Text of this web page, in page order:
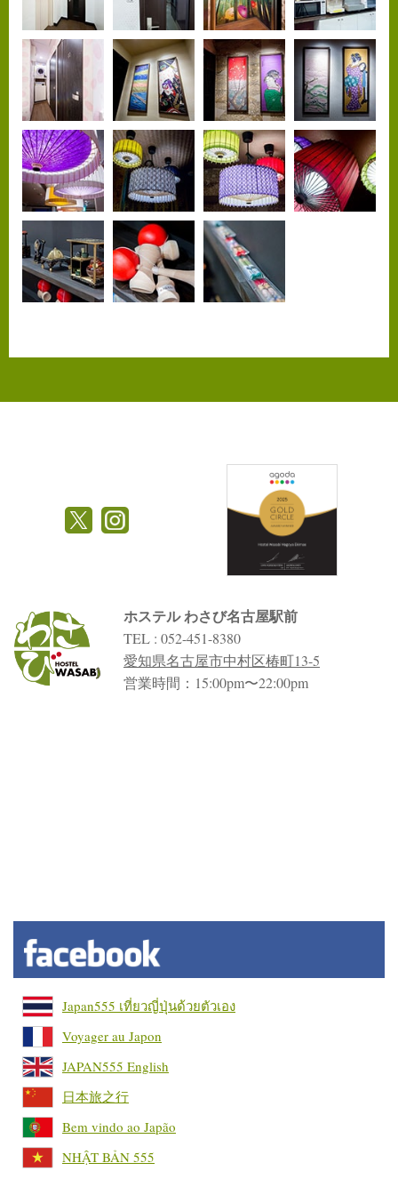
ホステル わさび名古屋駅前
TEL : 052-451-8380
愛知県名古屋市中村区椿町13-5
営業時間：15:00pm〜22:00pm
Japan555 เที่ยวญี่ปุ่นด้วยตัวเอง
Voyager au Japon
JAPAN555 English
日本旅之行
Bem vindo ao Japão
NHẬT BẢN 555